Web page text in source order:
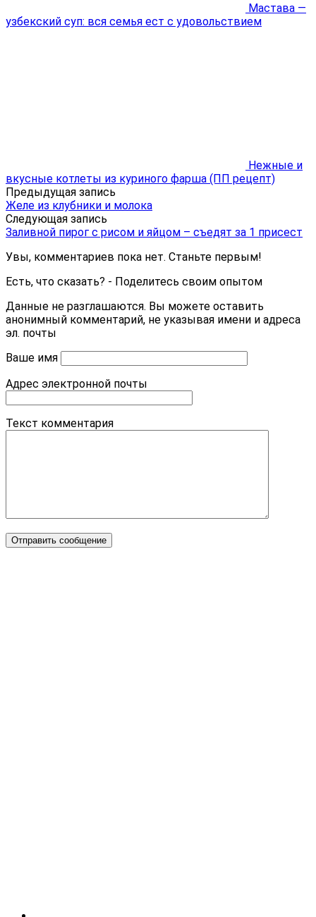
Мастава —
узбекский суп: вся семья ест с удовольствием
Нежные и
вкусные котлеты из куриного фарша (ПП рецепт)
Предыдущая запись
Желе из клубники и молока
Следующая запись
Заливной пирог с рисом и яйцом – съедят за 1 присест
Увы, комментариев пока нет. Станьте первым!
Есть, что сказать? - Поделитесь своим опытом
Данные не разглашаются. Вы можете оставить
анонимный комментарий, не указывая имени и адреса
эл. почты
Ваше имя
Адрес электронной почты
Текст комментария